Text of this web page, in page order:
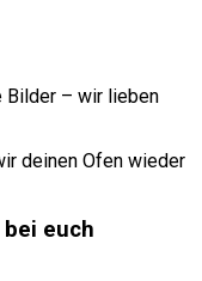
Bilder – wir lieben
deinen Ofen wieder
euch